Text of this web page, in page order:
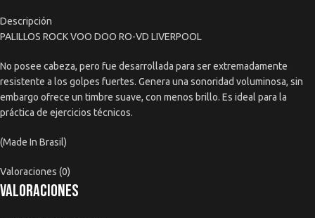
Descripción
PALILLOS ROCK VOO DOO RO-VD LIVERPOOL
No posee cabeza, pero fue desarrollada para ser extremadamente
resistente a los golpes fuertes. Genera una sonoridad voluminosa, sin
embargo ofrece un timbre suave, con menos brillo. Es ideal para la
práctica de ejercicios técnicos.
(Made In Brasil)
Valoraciones (0)
Valoraciones